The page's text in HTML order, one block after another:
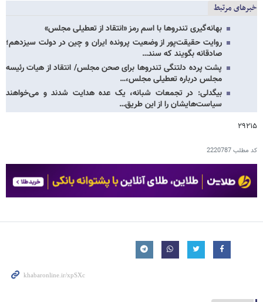
خبرهای مرتبط
بهانه‌گیری تندروها با اسم رمز «انتقاد از تعطیلی مجلس»
روایت حقیقت‌پور از وضعیت پرونده ایران و چین در دولت سیزدهم؛
صادقانه بگویند که سند…
پشت پرده دلتنگی تندروها برای صحن مجلس/ انتقاد از هیات رئیسه
مجلس درباره تعطیلی مجلس،…
بیگدلی: در تجمعات شبانه، یک عده هدایت شدند و می‌خواهند
سیاست‌هایشان را از این طریق…
۲۹۲۱۵
کد مطلب2220787